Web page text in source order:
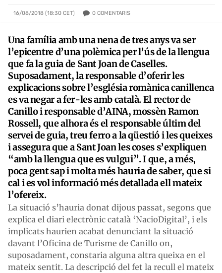
16/08/2018 (18:30 CET) 0 COMENTARIS
Una família amb una nena de tres anys va ser
l’epicentre d’una polèmica per l’ús de la llengua
que fa la guia de Sant Joan de Caselles.
Suposadament, la responsable d’oferir les
explicacions sobre l’església romànica canillenca
es va negar a fer-les amb català. El rector de
Canillo i responsable d’AINA, mossèn Ramon
Rossell, que alhora és el responsable últim del
servei de guia, treu ferro a la qüestió i les queixes
i assegura que a Sant Joan les coses s’expliquen
“amb la llengua que es vulgui”. I que, a més,
poca gent sap i molta més hauria de saber, que si
cal i es vol informació més detallada ell mateix
l’ofereix.
La situació s’hauria donat dijous passat, segons que
explica el diari electrònic català ‘NacioDigital’, i els
implicats haurien acabat denunciant la situació
davant l’Oficina de Turisme de Canillo on,
suposadament, constaria alguna altra queixa en el
mateix sentit. La descripció del fet la recull el mateix